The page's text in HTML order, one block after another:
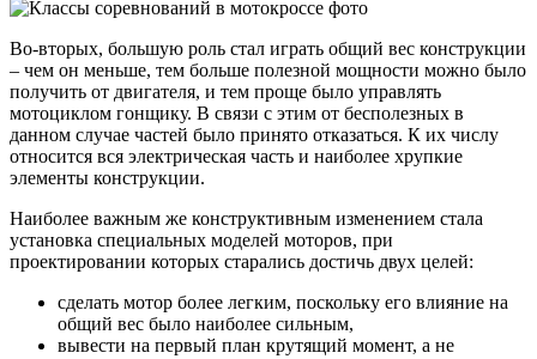
Во-вторых, большую роль стал играть общий вес конструкции
– чем он меньше, тем больше полезной мощности можно было
получить от двигателя, и тем проще было управлять
мотоциклом гонщику. В связи с этим от бесполезных в
данном случае частей было принято отказаться. К их числу
относится вся электрическая часть и наиболее хрупкие
элементы конструкции.
Наиболее важным же конструктивным изменением стала
установка специальных моделей моторов, при
проектировании которых старались достичь двух целей:
сделать мотор более легким, поскольку его влияние на
общий вес было наиболее сильным,
вывести на первый план крутящий момент, а не